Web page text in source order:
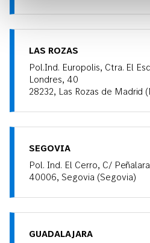
LAS ROZAS
Pol.Ind. Europolis, Ctra. El
Londres, 40
28232, Las Rozas de Madrid
SEGOVIA
Pol. Ind. El Cerro, C/
40006, Segovia (Segovia)
GUADALAJARA